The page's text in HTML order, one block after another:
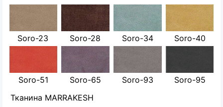
Soro-23 Soro-28 Soro-34 Soro-40
Soro-51 Soro-65 Soro-93
Soro-95
Тканина MARRAKESH